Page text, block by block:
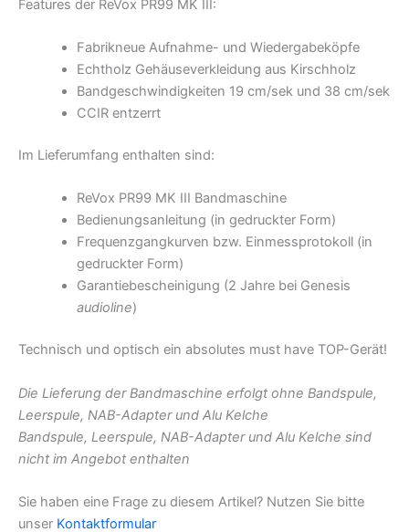
Features der ReVox PR99 MK III:
Fabrikneue Aufnahme- und Wiedergabeköpfe
Echtholz Gehäuseverkleidung aus Kirschholz
Bandgeschwindigkeiten 19 cm/sek und 38 cm/sek
CCIR entzerrt
Im Lieferumfang enthalten sind:
ReVox PR99 MK III Bandmaschine
Bedienungsanleitung (in gedruckter Form)
Frequenzgangkurven bzw. Einmessprotokoll (in
gedruckter Form)
Garantiebescheinigung (2 Jahre bei Genesis
audioline)
Technisch und optisch ein absolutes must have TOP-Gerät!
Die Lieferung der Bandmaschine erfolgt ohne Bandspule,
Leerspule, NAB-Adapter und Alu Kelche
Bandspule, Leerspule, NAB-Adapter und Alu Kelche sind
nicht im Angebot enthalten
Sie haben eine Frage zu diesem Artikel? Nutzen Sie bitte
unser Kontaktformular